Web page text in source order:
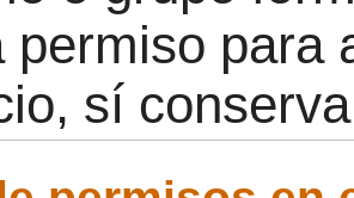
permiso para
sí